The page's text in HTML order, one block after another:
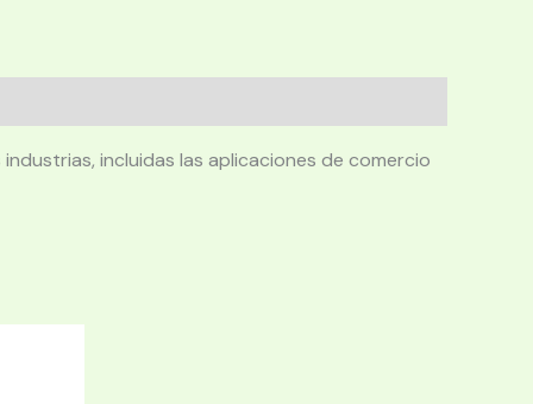
incluidas las aplicaciones de comercio